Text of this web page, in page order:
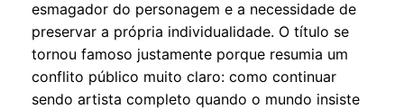
esmagador do personagem e a necessidade de
preservar a própria individualidade. O título se
tornou famoso justamente porque resumia um
conflito público muito claro: como continuar
sendo artista completo quando o mundo insiste